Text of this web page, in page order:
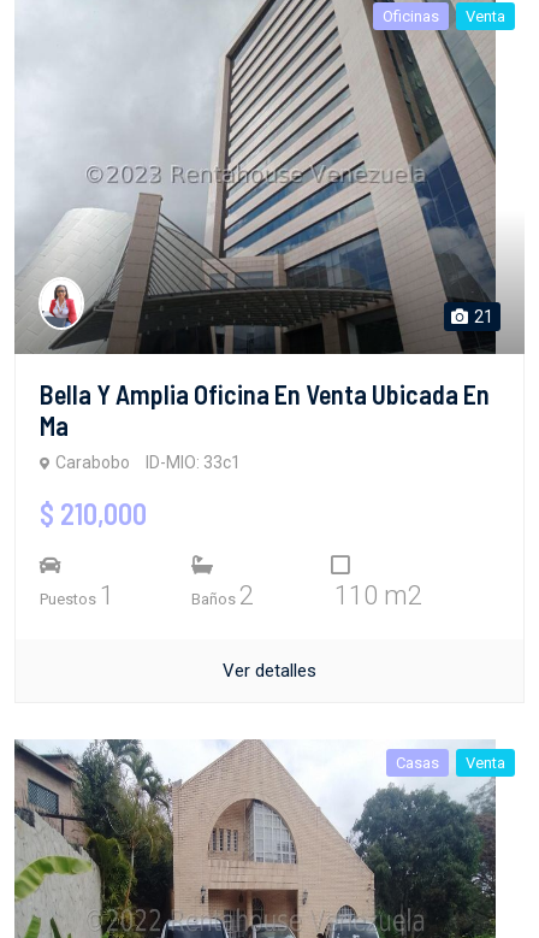
Oficinas Venta
21
Bella Y Amplia Oficina En Venta Ubicada En
Ma
Carabobo ID-MIO: 33c1
$ 210,000
Puestos 1 Baños 2 110 m2
Ver detalles
Casas Venta